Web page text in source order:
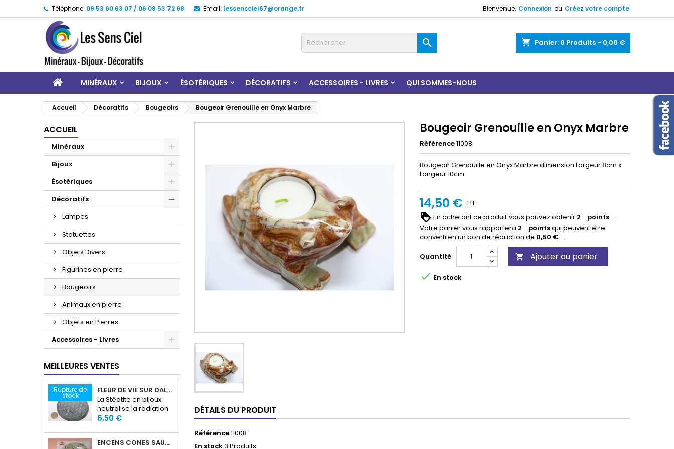
Téléphone: 09 53 60 63 07 / 06 08 53 72 98 Email: lessensciel67@orange.fr Bienvenue, Connexion ou Créez votre compte
shopping_cart Panier: 0 Produits - 0,00 €

MINÉRAUX BIJOUX ÉSOTÉRIQUES DÉCORATIFS ACCESSOIRES - LIVRES QUI SOMMES-NOUS
Accueil Décoratifs Bougeoirs Bougeoir Grenouille en Onyx Marbre
ACCUEIL
Minéraux
Bijoux
Ésotériques
Décoratifs
Lampes
Statuettes
Objets Divers
Figurines en pierre
Bougeoirs
Animaux en pierre
Objets en Pierres
Accessoires - Livres
MEILLEURES VENTES
Rupture de
stock
FLEUR DE VIE SUR DALLE EN STÉATITE
La Stéatite en bijoux
neutralise la radiation
et les énergies
Stéatite est bénéfique
pour l'éruptions, les
Prix
6,50 €
ENCENS CÔNES SAUGE BLANCHE
Bougeoir Grenouille en Onyx Marbre
Référence11008
Bougeoir Grenouille en Onyx Marbre dimension Largeur 8cm x
Longeur 10cm
14,50 € HT
En achetant ce produit vous pouvez obtenir 2 points .
Votre panier vous rapportera 2 pointsqui peuvent être
converti en un bon de réduction de 0,50 € .
Quantité  Ajouter au panier
 En stock
DÉTAILS DU PRODUIT
Référence11008
En stock3 Produits